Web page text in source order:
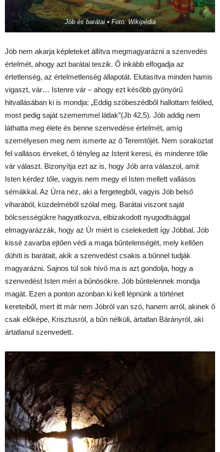
Jób és barátai • Fotó: Wikipédia
Jób nem akarja képleteket állítva megmagyarázni a szenvedés
értelmét, ahogy azt barátai teszik. Ő inkább elfogadja az
értetlenség, az értelmetlenség állapotát. Elutasítva minden hamis
vigaszt, vár… Istenre vár – ahogy ezt később gyönyörű
hitvallásában ki is mondja: „Eddig szóbeszédből hallottam felőled,
most pedig saját szememmel látlak”(Jb 42,5). Jób addig nem
láthatta meg élete és benne szenvedése értelmét, amíg
személyesen meg nem ismerte az ő Teremtőjét. Nem sorakoztat
fel vallásos érveket, ő tényleg az Istent keresi, és mindenre tőle
vár választ. Bizonyítja ezt az is, hogy Jób arra válaszol, amit
Isten kérdez tőle, vagyis nem megy el Isten mellett vallásos
sémákkal. Az Úrra néz, aki a fergetegből, vagyis Jób belső
viharából, küzdelméből szólal meg. Barátai viszont saját
bölcsességükre hagyatkozva, elbizakodott nyugodtsággal
elmagyarázzák, hogy az Úr miért is cselekedett így Jóbbal. Jób
kissé zavarba ejtően védi a maga bűntelenségét, mely kellően
dühíti is barátait, akik a szenvedést csakis a bűnnel tudják
magyarázni. Sajnos túl sok hívő ma is azt gondolja, hogy a
szenvedést Isten méri a bűnösökre. Jób bűntelennek mondja
magát. Ezen a ponton azonban ki kell lépnünk a történet
kereteiből, mert itt már nem Jóbról van szó, hanem arról, akinek ő
csak előképe, Krisztusról, a bűn nélküli, ártatlan Bárányról, aki
ártatlanul szenvedett.